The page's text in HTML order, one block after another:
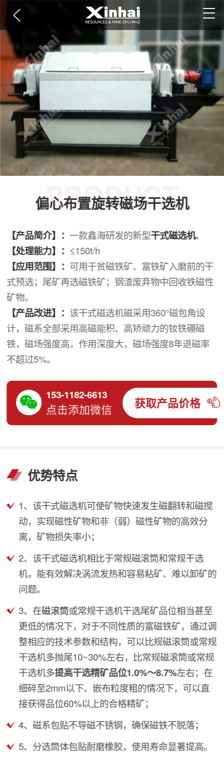
PRODUCT
偏心布置旋转磁场干选机
【产品简介】： 一款鑫海研发的新型干式磁选机。
【处理能力】： ≤150t/h
【应用范围】： 可用于贫磁铁矿、富铁矿入磨前的干
式预选；尾矿再选磁铁矿；钢渣废弃物中回收铁磁性
矿物。
【产品改进】： 该干式磁选机磁采用360°磁包角设
计，磁系全部采用高磁能积、高矫顽力的钕铁硼磁
铁，磁场强度高，作用深度大，磁场强度8年退磁率
不超过5%。
153-1182-6613
点击添加微信 获取产品价格
优势特点
1、该干式磁选机可使矿物快速发生磁翻转和磁搅
动，实现磁性矿物和非（弱）磁性矿物的高效分
离，矿物损失率小；
2、该干式磁选机相比于常规磁滚筒和常规干选
机，能有效解决涡流发热和容易粘矿、难以卸矿的
问题。
3、在磁滚筒或常规干选机干选尾矿品位相当甚至
更低的情况下，对于不同性质的富磁铁矿，通过调
整相应的技术参数和结构，可以比规磁滚筒或常规
干选机多抛尾10~30%左右，比常规磁滚筒或常规
干选机多提高干选精矿品位1.0%～8.7%左右；在
细碎至2mm以下、嵌布粒度粗的情况下，可以直
接获得品位60%以上的合格精矿；
4、磁系包贴不导磁不锈钢，确保磁铁不脱落；
5、分选筒体包贴耐磨橡胶，使用寿命显著提高。